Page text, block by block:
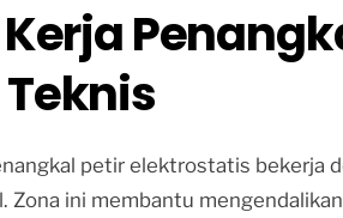
petir elektrostatis bekerja
Zona ini membantu